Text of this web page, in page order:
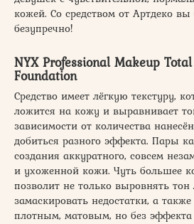
кожей. Со средством от Артдеко вы
безупречно!
NYX Professional Makeup
Foundation
Средство имеет лёгкую текстуру,
ложится на кожу и выравнивает
зависимости от количества
добиться разного эффекта. Пары
создания аккуратного, совсем
и ухоженной кожи. Чуть большее
позволит не только выровнять
замаскировать недостатки, а
плотным, матовым, но без